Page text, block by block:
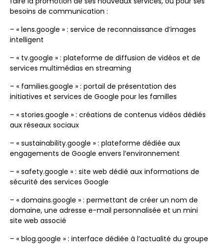
besoins de communication :
– « lens.google » : service de reconnaissance d’images
intelligent
– « tv.google » : plateforme de diffusion de vidéos et de
services multimédias en streaming
– « families.google » : portail de présentation des
initiatives et services de Google pour les familles
– « stories.google » : créations de contenus vidéos dédiés
aux réseaux sociaux
– « sustainability.google » : plateforme dédiée aux
engagements de Google envers l’environnement
– « safety.google » : site web dédié aux informations de
sécurité des services Google
– « domains.google » : permettant de créer un nom de
domaine, une adresse e-mail personnalisée et un mini
site web associé
– « blog.google » : interface dédiée à l’actualité du groupe